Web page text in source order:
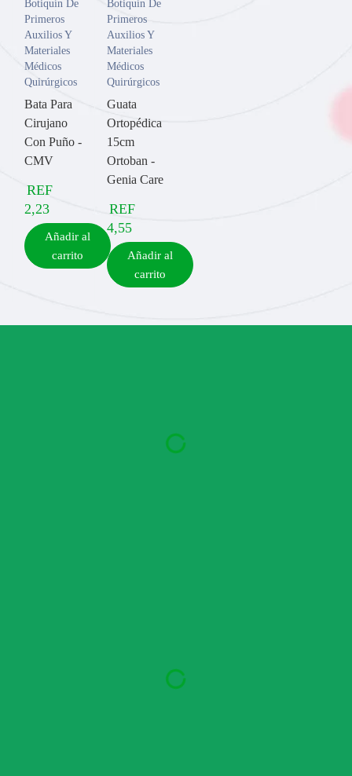
Botiquín De
Primeros
Auxilios Y
Materiales
Médicos
Quirúrgicos
Bata Para
Cirujano
Con Puño -
CMV
REF
2,23
Añadir al
carrito
Botiquín De
Primeros
Auxilios Y
Materiales
Médicos
Quirúrgicos
Guata
Ortopédica
15cm
Ortoban -
Genia Care
REF
4,55
Añadir al
carrito